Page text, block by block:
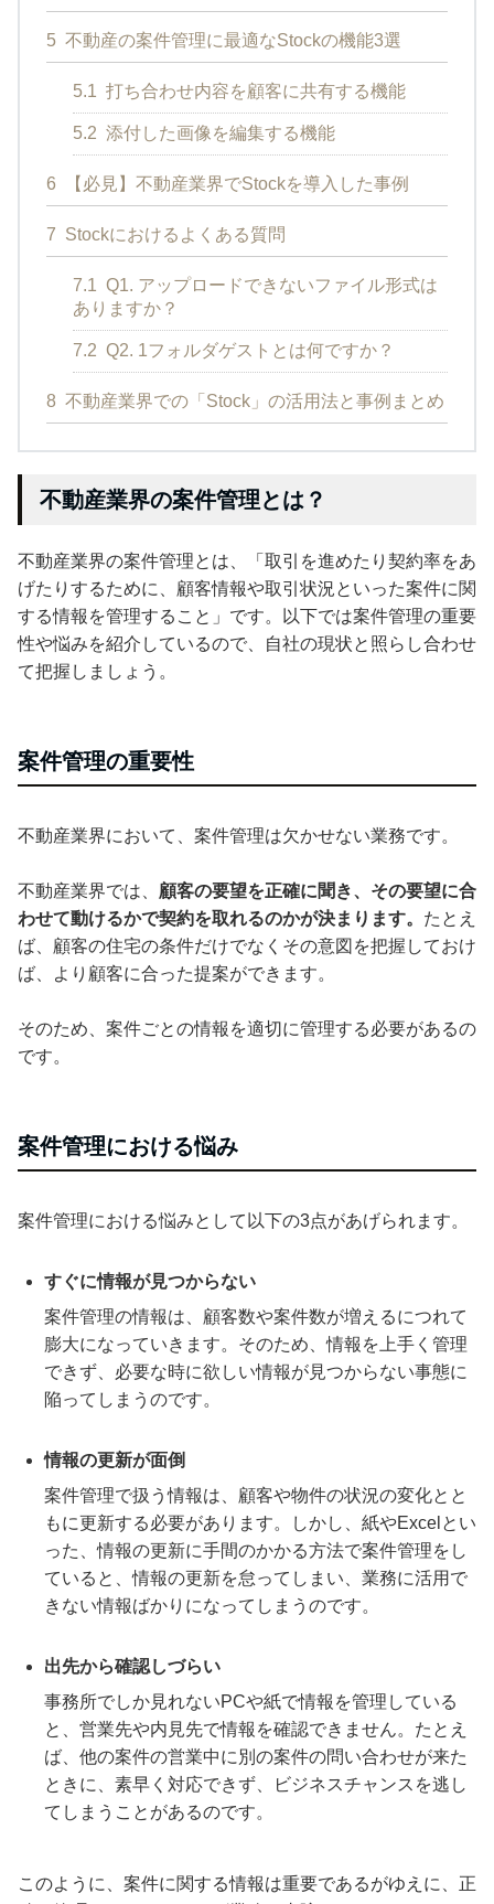
5 不動産の案件管理に最適なStockの機能3選
5.1 打ち合わせ内容を顧客に共有する機能
5.2 添付した画像を編集する機能
6 【必見】不動産業界でStockを導入した事例
7 Stockにおけるよくある質問
7.1 Q1. アップロードできないファイル形式は
ありますか？
7.2 Q2. 1フォルダゲストとは何ですか？
8 不動産業界での「Stock」の活用法と事例まとめ
不動産業界の案件管理とは？
不動産業界の案件管理とは、「取引を進めたり契約率をあ
げたりするために、顧客情報や取引状況といった案件に関
する情報を管理すること」です。以下では案件管理の重要
性や悩みを紹介しているので、自社の現状と照らし合わせ
て把握しましょう。
案件管理の重要性
不動産業界において、案件管理は欠かせない業務です。
不動産業界では、 顧客の要望を正確に聞き、その要望に合
わせて動けるかで契約を取れるのかが決まります。 たとえ
ば、顧客の住宅の条件だけでなくその意図を把握しておけ
ば、より顧客に合った提案ができます。
そのため、案件ごとの情報を適切に管理する必要があるの
です。
案件管理における悩み
案件管理における悩みとして以下の3点があげられます。
すぐに情報が見つからない
案件管理の情報は、顧客数や案件数が増えるにつれて
膨大になっていきます。そのため、情報を上手く管理
できず、必要な時に欲しい情報が見つからない事態に
陥ってしまうのです。
情報の更新が面倒
案件管理で扱う情報は、顧客や物件の状況の変化とと
もに更新する必要があります。しかし、紙やExcelとい
った、情報の更新に手間のかかる方法で案件管理をし
ていると、情報の更新を怠ってしまい、業務に活用で
きない情報ばかりになってしまうのです。
出先から確認しづらい
事務所でしか見れないPCや紙で情報を管理している
と、営業先や内見先で情報を確認できません。たとえ
ば、他の案件の営業中に別の案件の問い合わせが来た
ときに、素早く対応できず、ビジネスチャンスを逃し
てしまうことがあるのです。
このように、案件に関する情報は重要であるがゆえに、正